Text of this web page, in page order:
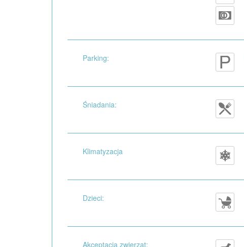
Parking:
Śniadania:
Klimatyzacja
Dzieci:
Akceptacja zwierzat: